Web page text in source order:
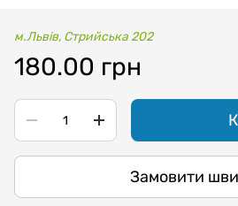
м.Львів, Стрийська 202
180.00 грн
Замовити